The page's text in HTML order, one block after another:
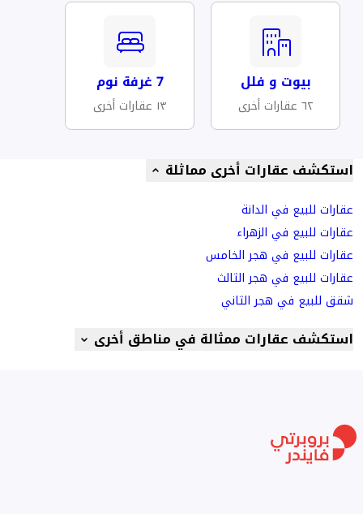
بيوت و فلل
٦٢ عقارات أخرى
7 غرفة نوم
١٣ عقارات أخرى
استكشف عقارات أخرى مماثلة
عقارات للبيع في الدانة
عقارات للبيع في الزهراء
عقارات للبيع في هجر الخامس
عقارات للبيع في هجر الثالث
شقق للبيع في هجر الثاني
استكشف عقارات ممثالة في مناطق أخرى